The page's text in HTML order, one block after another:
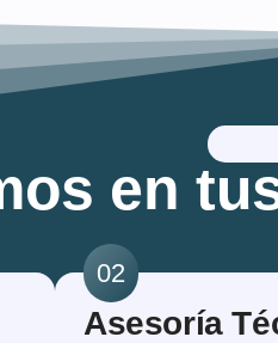
en
02
Asesoría